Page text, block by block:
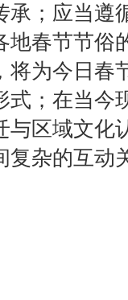
承；应当遵
地春节节俗
将为今日春
式；在当今
与区域文化
复杂的互动